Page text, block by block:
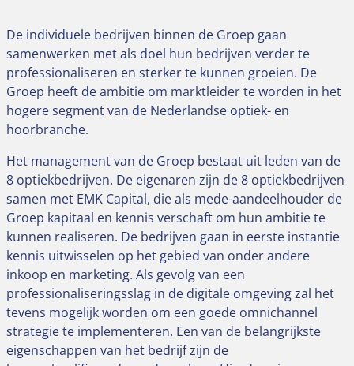
De individuele bedrijven binnen de Groep gaan
samenwerken met als doel hun bedrijven verder te
professionaliseren en sterker te kunnen groeien. De
Groep heeft de ambitie om marktleider te worden in het
hogere segment van de Nederlandse optiek- en
hoorbranche.
Het management van de Groep bestaat uit leden van de
8 optiekbedrijven. De eigenaren zijn de 8 optiekbedrijven
samen met EMK Capital, die als mede-aandeelhouder de
Groep kapitaal en kennis verschaft om hun ambitie te
kunnen realiseren. De bedrijven gaan in eerste instantie
kennis uitwisselen op het gebied van onder andere
inkoop en marketing. Als gevolg van een
professionaliseringsslag in de digitale omgeving zal het
tevens mogelijk worden om een goede omnichannel
strategie te implementeren. Een van de belangrijkste
eigenschappen van het bedrijf zijn de